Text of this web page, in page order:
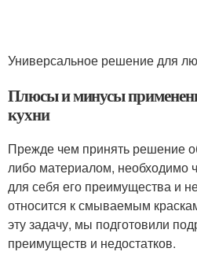
Универсальное решение для
Плюсы и минусы
кухни
Прежде чем принять решение
либо материалом, необходимо
для себя его преимущества и
относится к смываемым
эту задачу, мы подготовили
преимуществ и недостатков.